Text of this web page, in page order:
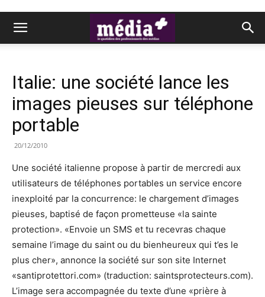
Italie: une société lance les
images pieuses sur téléphone
portable
20/12/2010
Une société italienne propose à partir de mercredi aux
utilisateurs de téléphones portables un service encore
inexploité par la concurrence: le chargement d’images
pieuses, baptisé de façon prometteuse «la sainte
protection». «Envoie un SMS et tu recevras chaque
semaine l’image du saint ou du bienheureux qui t’es le
plus cher», annonce la société sur son site Internet
«santiprotettori.com» (traduction: saintsprotecteurs.com).
L’image sera accompagnée du texte d’une «prière à